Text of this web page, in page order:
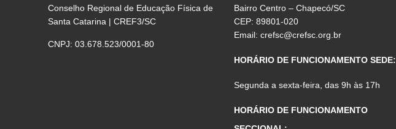
Conselho Regional de Educação Física de
Santa Catarina | CREF3/SC
CNPJ: 03.678.523/0001-80
Bairro Centro – Chapecó/SC
CEP: 89801-020
Email:crefsc@crefsc.org.br
HORÁRIO DE FUNCIONAMENTO SEDE:
Segunda a sexta-feira, das 9h às 17h
HORÁRIO DE FUNCIONAMENTO